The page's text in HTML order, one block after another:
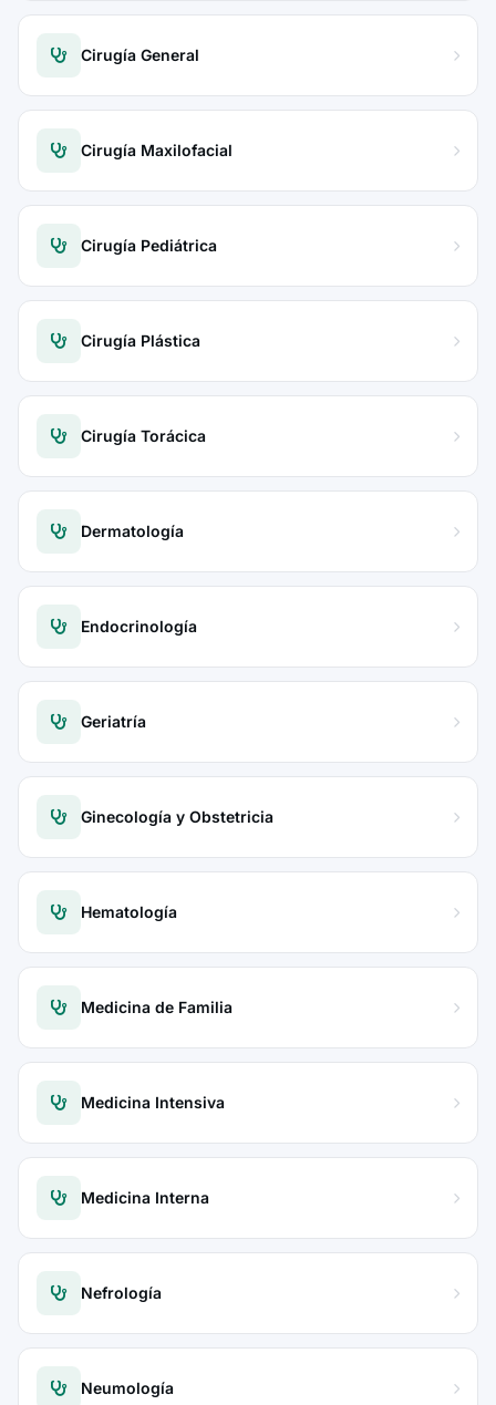
Cirugía General
Cirugía Maxilofacial
Cirugía Pediátrica
Cirugía Plástica
Cirugía Torácica
Dermatología
Endocrinología
Geriatría
Ginecología y Obstetricia
Hematología
Medicina de Familia
Medicina Intensiva
Medicina Interna
Nefrología
Neumología